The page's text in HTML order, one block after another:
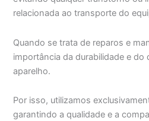
relacionada ao transporte do
Quando se trata de reparos e
importância da durabilidade e do
aparelho.
Por isso, utilizamos
garantindo a qualidade e a